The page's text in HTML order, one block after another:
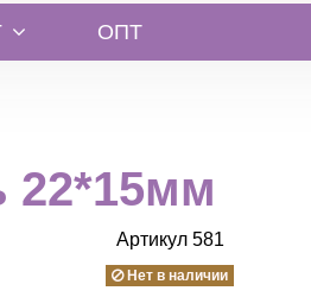
ОПТ
22*15мм
Артикул 581
Нет в наличии